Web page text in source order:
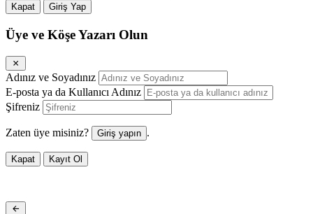
Kapat Giriş Yap
Üye ve Köşe Yazarı Olun
Adınız ve Soyadınız
E-posta ya da Kullanıcı Adınız
Şifreniz
Zaten üye misiniz? Giriş yapın .
Kapat Kayıt Ol